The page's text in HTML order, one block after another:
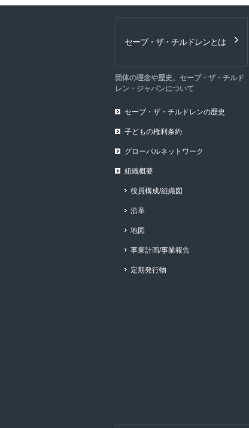
セーブ・ザ・チルドレンとは
団体の理念や歴史、セーブ・ザ・チルド
レン・ジャパンについて
セーブ・ザ・チルドレンの歴史
子どもの権利条約
グローバルネットワーク
組織概要
役員構成/組織図
沿革
地図
事業計画/事業報告
定期発行物